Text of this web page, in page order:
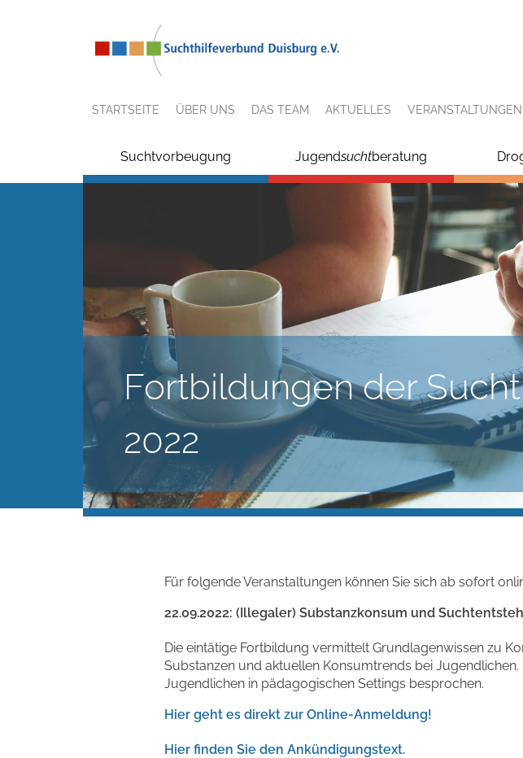
STARTSEITE ÜBER UNS DAS TEAM AKTUELLES
Suchtvorbeugung Jugendsuchtberatung
Fortbildungen der
2022
Für folgende Veranstaltungen können Sie sich ab sofort
22.09.2022: (Illegaler) Substanzkonsum und
Die eintätige Fortbildung vermittelt Grundlagenwissen zu
Substanzen und aktuellen Konsumtrends bei
Jugendlichen in pädagogischen Settings besprochen.
Hier geht es direkt zur Online-Anmeldung!
Hier finden Sie den Ankündigungstext.